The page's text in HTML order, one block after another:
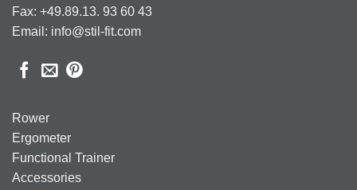
Fax: +49.89.13. 93 60 43
Email: info@stil-fit.com
Rower
Ergometer
Functional Trainer
Accessories